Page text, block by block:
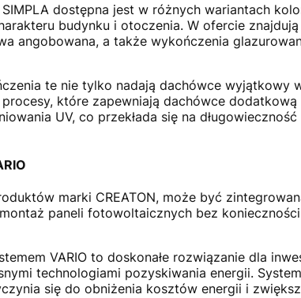
dostępna jest w różnych wariantach
budynku i otoczenia. W ofercie
angobowana, a także wykończenia
te nie tylko nadają dachówce wyjątkowy
które zapewniają dachówce dodatkową
UV, co przekłada się na
marki CREATON, może być
paneli fotowoltaicznych bez
VARIO to doskonałe rozwiązanie dla
technologiami pozyskiwania energii.
się do obniżenia kosztów energii i